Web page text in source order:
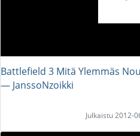
Battlefield 3 Mitä Ylemmäs
― JanssoNzoikki
Julkaistu 2012-